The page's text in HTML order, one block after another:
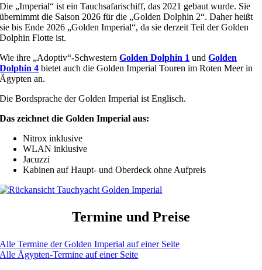
Die „Imperial“ ist ein Tauchsafarischiff, das 2021 gebaut wurde. Sie
übernimmt die Saison 2026 für die „Golden Dolphin 2“. Daher heißt
sie bis Ende 2026 „Golden Imperial“, da sie derzeit Teil der Golden
Dolphin Flotte ist.
Wie ihre „Adoptiv“-SchwesternGolden Dolphin 1 undGolden
Dolphin 4 bietet auch die Golden Imperial Touren im Roten Meer in
Ägypten an.
Die Bordsprache der Golden Imperial ist Englisch.
Das zeichnet die Golden Imperial aus:
Nitrox inklusive
WLAN inklusive
Jacuzzi
Kabinen auf Haupt- und Oberdeck ohne Aufpreis
Termine und Preise
Alle Termine der Golden Imperial auf einer Seite
Alle Ägypten-Termine auf einer Seite